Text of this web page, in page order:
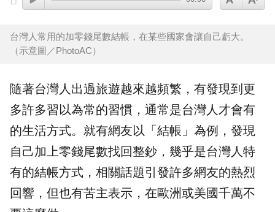
台灣人常用的加零錢尾數結帳，在某些國家會讓自己虧大。
（示意圖／PhotoAC）
隨著台灣人出過旅遊越來越頻繁，有發現到更
多許多習以為常的習慣，通常是台灣人才會有
的生活方式。就有網友以「 結帳 」為例，發現
自己加上零錢尾數找回整鈔，幾乎是台灣人特
有的結帳方式，相關話題引發許多網友的熱烈
回響，但也有苦主表示，在歐洲或美國千萬不